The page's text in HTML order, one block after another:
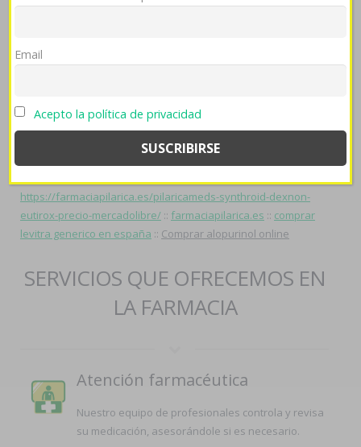
españa/
pantok online::https://farmaciapilarica.es/pilaricameds-venta-
cetirizina
oxitril xeristar uxagam yentreve generico comprar online
comprar seroquel rocoz yadina psicotric atrolak ilufren
https://farmaciapilarica.es/pilaricameds-synthroid-dexnon-
eutirox-precio-mercadolibre/ :: farmaciapilarica.es :: comprar
levitra generico en españa :: Comprar alopurinol online
SERVICIOS QUE OFRECEMOS EN
LA FARMACIA
Atención farmacéutica
Nuestro equipo de profesionales controla y revisa
su medicación, asesorándole si es necesario.
Email
Acepto la política de privacidad